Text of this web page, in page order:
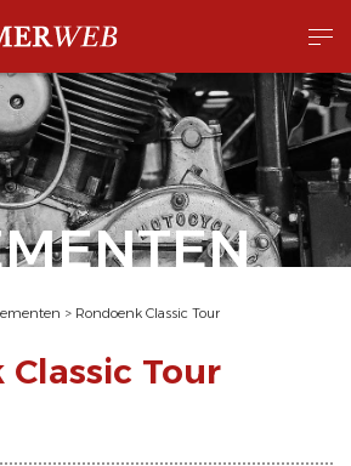
> Rondoenk Classic Tour
Tour